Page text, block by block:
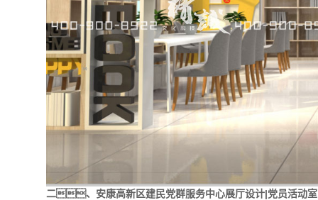
二、安康高新区建民党群服务中心展厅设计|党员活动室